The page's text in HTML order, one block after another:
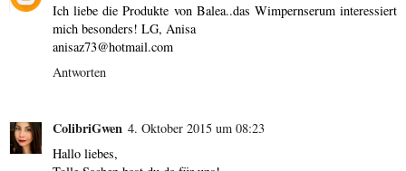
Ich liebe die Produkte von Balea..das Wimpernserum interessiert
mich besonders! LG, Anisa
anisaz73@hotmail.com
Antworten
ColibriGwen 4. Oktober 2015 um 08:23
Hallo liebes,